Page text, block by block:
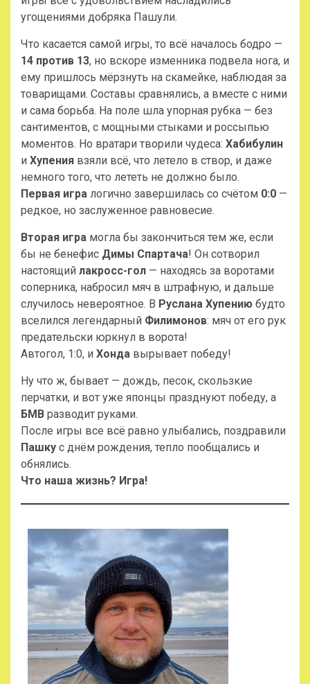
угощениями добряка Пашули.
Что касается самой игры, то всё началось бодро —
14 против 13, но вскоре изменника подвела нога, и
ему пришлось мёрзнуть на скамейке, наблюдая за
товарищами. Составы сравнялись, а вместе с ними
и сама борьба. На поле шла упорная рубка — без
сантиментов, с мощными стыками и россыпью
моментов. Но вратари творили чудеса: Хабибулин
и Хупения взяли всё, что летело в створ, и даже
немного того, что лететь не должно было.
Первая игра логично завершилась со счётом 0:0 —
редкое, но заслуженное равновесие.
Вторая игра могла бы закончиться тем же, если
бы не бенефис Димы Спартача! Он сотворил
настоящий лакросс-гол — находясь за воротами
соперника, набросил мяч в штрафную, и дальше
случилось невероятное. В Руслана Хупению будто
вселился легендарный Филимонов: мяч от его рук
предательски юркнул в ворота!
Автогол, 1:0, и Хонда вырывает победу!
Ну что ж, бывает — дождь, песок, скользкие
перчатки, и вот уже японцы празднуют победу, а
БМВ разводит руками.
После игры все всё равно улыбались, поздравили
Пашку с днём рождения, тепло пообщались и
обнялись.
Что наша жизнь? Игра!